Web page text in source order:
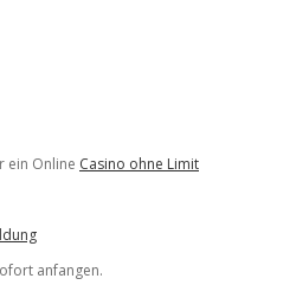
ein Online Casino ohne Limit
anfangen.